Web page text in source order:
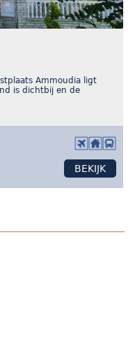
Ammoudia ligt
is dichtbij en de
BEKIJK